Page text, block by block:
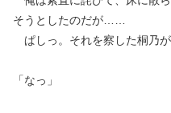
そうとしたのだが……
ぱしっ。それを察した桐乃が
「なっ」